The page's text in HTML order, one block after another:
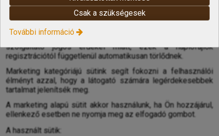
a honlap működéséhez, így csak tudomásul vételük, de
elfogadásuk nem szükséges. Ezeket nem dolgozzuk fel,
nem továbbítjuk.
A rendszer folyamatosan naplózza a látogatók IP-címeit a
szolgáltató jogos érdekei miatt, ezek a naplófájlok
regisztrációtól függetlenül automatikusan törlődnek.
Marketing kategóriájú sütink segít fokozni a felhasználói
élményt azzal, hogy a látogató számára legérdekesebbek
tartalmat jelenítsék meg.
A marketing alapú sütit akkor használunk, ha Ön hozzájárul,
ellenkező esetben ne nyomja meg az elfogadó gombot.
A használt sütik:
Csak a szükségesek
További információ